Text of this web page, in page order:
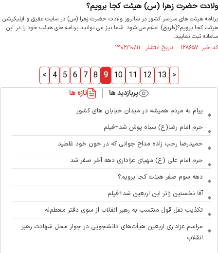
ولادت حضرت زهرا (س) هیئت کجا برویم؟
برنامه هیئت های سراسر کشور در سالروز ولادت حضرت زهرا (س) در سایت عقیق و اپلیکیشن
هیئت کجا برویم؟(طریق) اعلام می شود. شما نیز می توانید برنامه های هیئت خود را در این
سامانه ثبت نمایید.
کد خبر: ۱۲۸۶۵۷ تاریخ انتشار : ۱۴۰۲/۱۰/۱۱
< 4 5 6 7 8 9 10 11 12 13 >
پربازدید ها تازه ها
پیام به مردم همیشه در میدان خیابان های کشور
حرم امام رضا(ع) سیاه پوش شد+فیلم
حمیدرضا رجب زاده مداح جوانی که در خون خود غلطید
حرم امام علی (ع) مهیای عزاداری دهه آخر صفر شد
دهه سوم صفر هیئت کجا برویم؟
آقا نخستین زائر این اربعین شد+فیلم
تکذیب نقل قول منتسب به رهبر انقلاب از سوی دفتر معظم‌له
مراسم عزاداری اربعین هیأت‌های دانشجویی در جوار محل شهادت رهبر
انقلاب